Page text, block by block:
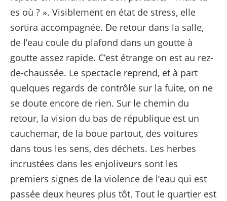
es où ? ». Visiblement en état de stress, elle
sortira accompagnée. De retour dans la salle,
de l’eau coule du plafond dans un goutte à
goutte assez rapide. C’est étrange on est au rez-
de-chaussée. Le spectacle reprend, et à part
quelques regards de contrôle sur la fuite, on ne
se doute encore de rien. Sur le chemin du
retour, la vision du bas de république est un
cauchemar, de la boue partout, des voitures
dans tous les sens, des déchets. Les herbes
incrustées dans les enjoliveurs sont les
premiers signes de la violence de l’eau qui est
passée deux heures plus tôt. Tout le quartier est